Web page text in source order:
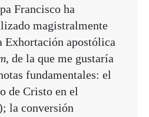
Francisco ha
magistralmente
Exhortación apostólica
, de la que me gustaría
fundamentales: el
de Cristo en el
la conversión